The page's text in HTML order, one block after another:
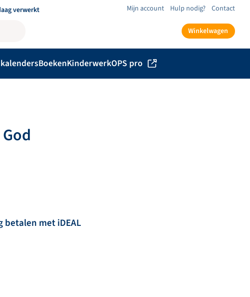
verwerkt Mijn account Hulp nodig? Contact
Winkelwagen
BoekenKinderwerkOPS pro
betalen met iDEAL